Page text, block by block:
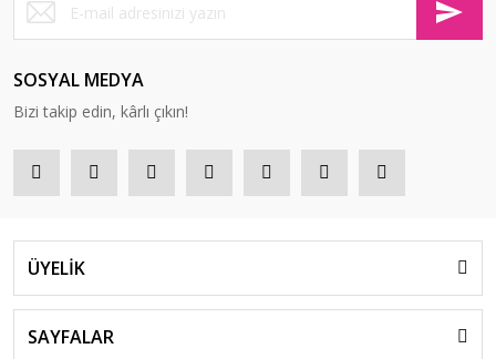
SOSYAL MEDYA
Bizi takip edin, kârlı çıkın!
ÜYELİK
SAYFALAR